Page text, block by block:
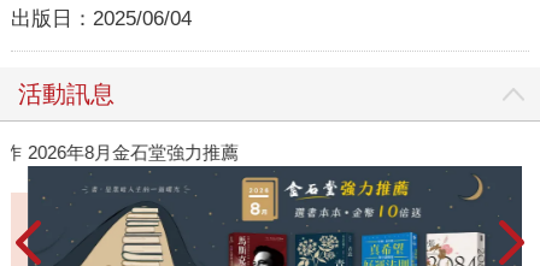
出版日： 2025/06/04
活動訊息
2026年8月金石堂強力推薦